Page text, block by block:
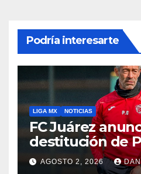
Podría interesarte
LIGA MX NOTICIAS
FC Juárez
destitución de
Caixinha
AGOSTO 2, 2026